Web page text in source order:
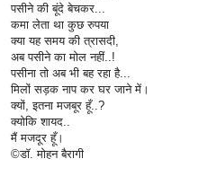
पसीने की बूंदे बेचकर...
कमा लेता था कुछ रुपया
क्या यह समय की त्रासदी,
अब पसीने का मोल नहीं..!
पसीना तो अब भी बह रहा है...
मिलों सड़क नाप कर घर जाने में।
क्यों, इतना मजबूर हूँ..?
क्योकि शायद..
मैं मजदूर हूँ।
©डॉ. मोहन बैरागी